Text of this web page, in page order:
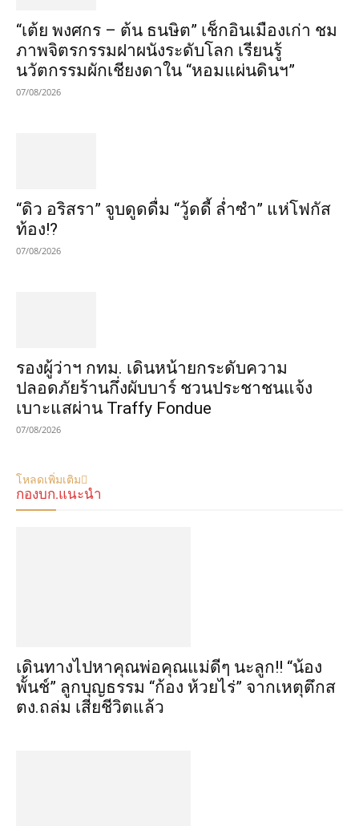
“เต้ย พงศกร – ต้น ธนษิต” เช็กอินเมืองเก่า ชม
ภาพจิตรกรรมฝาผนังระดับโลก เรียนรู้
นวัตกรรมผักเชียงดาใน “หอมแผ่นดินฯ”
07/08/2026
“ดิว อริสรา” จูบดูดดื่ม “วู้ดดี้ ล่ำซำ” แห่โฟกัส
ท้อง!?
07/08/2026
รองผู้ว่าฯ กทม. เดินหน้ายกระดับความ
ปลอดภัยร้านกึ่งผับบาร์ ชวนประชาชนแจ้ง
เบาะแสผ่าน Traffy Fondue
07/08/2026
โหลดเพิ่มเติม
กองบก.แนะนำ
เดินทางไปหาคุณพ่อคุณแม่ดีๆ นะลูก!! “น้อง
พั้นช์” ลูกบุญธรรม “ก้อง ห้วยไร่” จากเหตุตึกส
ตง.ถล่ม เสียชีวิตแล้ว